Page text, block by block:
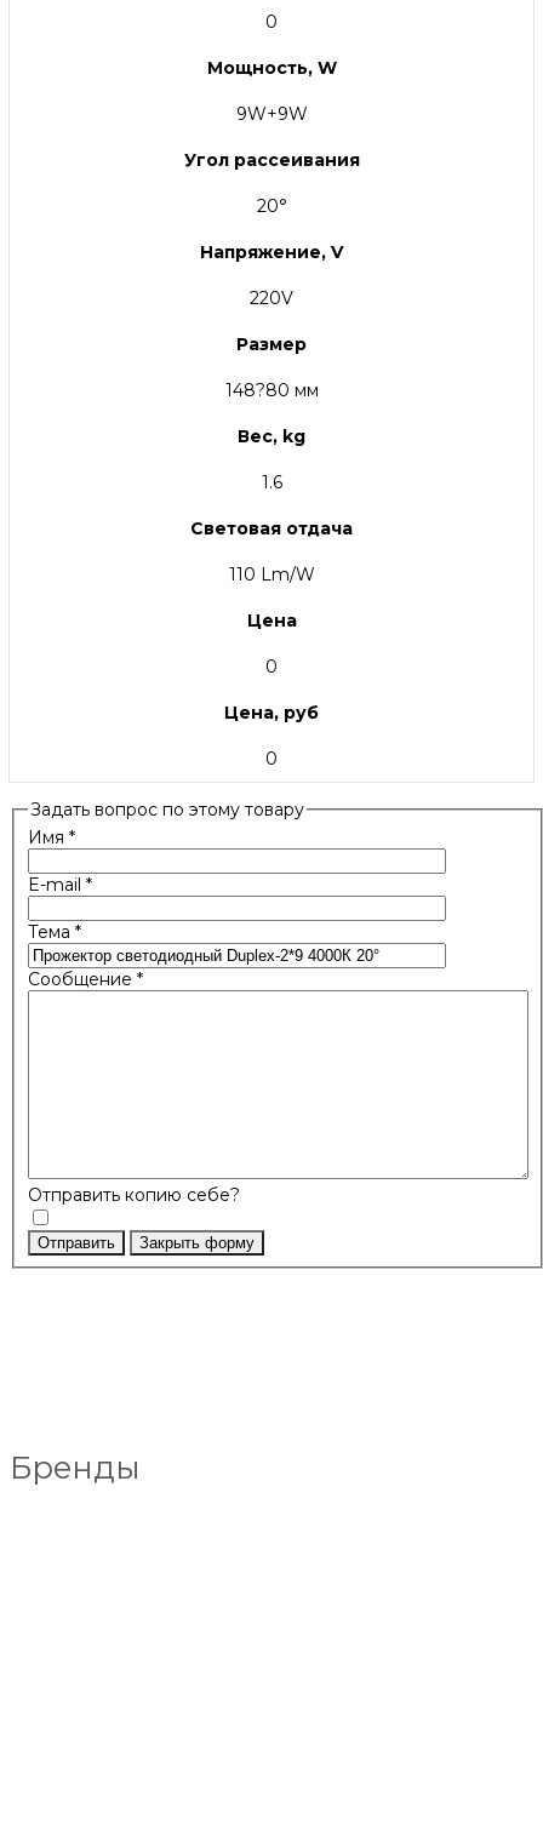
0
Мощность, W
9W+9W
Угол рассеивания
20°
Напряжение, V
220V
Размер
148?80 мм
Вес, kg
1.6
Световая отдача
110 Lm/W
Цена
0
Цена, руб
0
Задать вопрос по этому товару
Имя *
E-mail *
Тема *
Сообщение *
Отправить копию себе?
Отправить Закрыть форму
Бренды